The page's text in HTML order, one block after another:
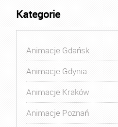
Kategorie
Animacje Gdańsk
Animacje Gdynia
Animacje Kraków
Animacje Poznań